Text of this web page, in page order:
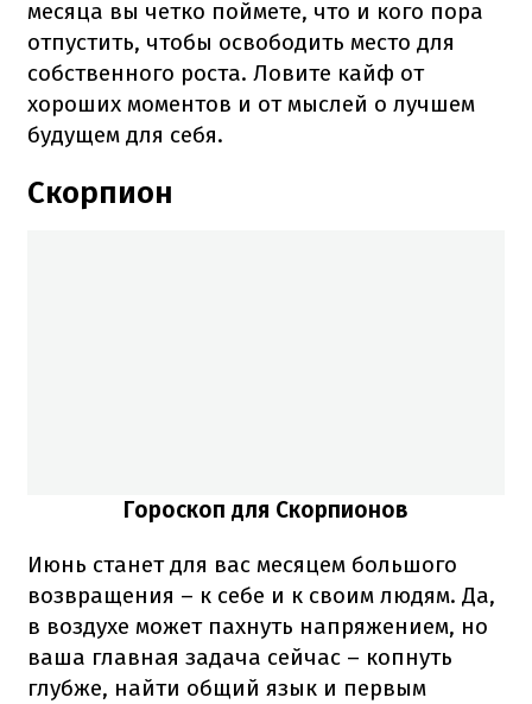
месяца вы четко поймете, что и кого пора
отпустить, чтобы освободить место для
собственного роста. Ловите кайф от
хороших моментов и от мыслей о лучшем
будущем для себя.
Скорпион
Гороскоп для Скорпионов
Июнь станет для вас месяцем большого
возвращения – к себе и к своим людям. Да,
в воздухе может пахнуть напряжением, но
ваша главная задача сейчас – копнуть
глубже, найти общий язык и первым